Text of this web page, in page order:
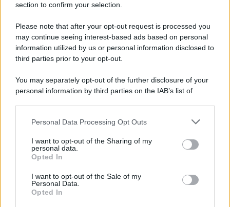
section to confirm your selection.
Please note that after your opt-out request is processed you
may continue seeing interest-based ads based on personal
information utilized by us or personal information disclosed to
third parties prior to your opt-out.
You may separately opt-out of the further disclosure of your
personal information by third parties on the IAB’s list of
This information may also be disclosed by us to third parties
disclose it to other third parties.
Please note that this website/app uses one or more Google
services and may gather and store information including but
not limited to your visit or usage behaviour. You may click to
grant or deny consent to Google and its third-party tags to
Personal Data Processing Opt Outs
I want to opt-out of the Sharing of my
personal data.
Opted In
I want to opt-out of the Sale of my
Personal Data.
Opted In